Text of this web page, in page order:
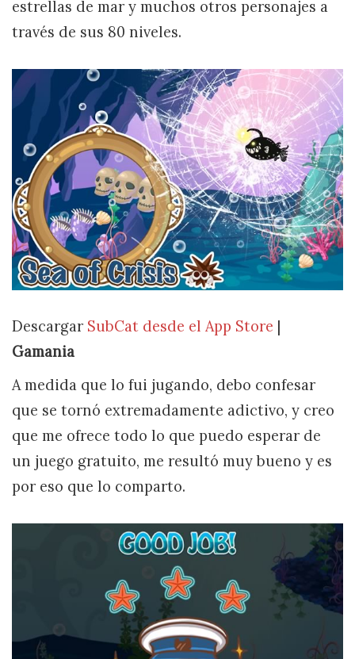
estrellas de mar y muchos otros personajes a
través de sus 80 niveles.
Descargar SubCat desde el App Store |
Gamania
A medida que lo fui jugando, debo confesar
que se tornó extremadamente adictivo, y creo
que me ofrece todo lo que puedo esperar de
un juego gratuito, me resultó muy bueno y es
por eso que lo comparto.